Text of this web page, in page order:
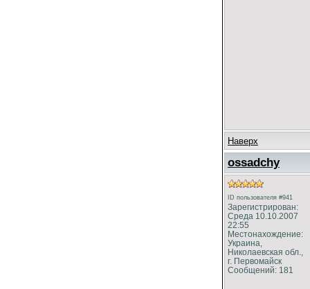
Наверх
ossadchy
ID пользователя #941
Зарегистрирован:
Среда 10.10.2007
22:55
Местонахождение:
Украина,
Николаевская обл.,
г. Первомайск
Сообщений: 181